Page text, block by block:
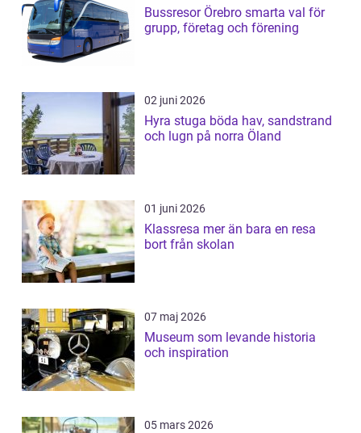
Bussresor Örebro smarta val för
grupp, företag och förening
02 juni 2026
Hyra stuga böda hav, sandstrand
och lugn på norra Öland
01 juni 2026
Klassresa mer än bara en resa
bort från skolan
07 maj 2026
Museum som levande historia
och inspiration
05 mars 2026